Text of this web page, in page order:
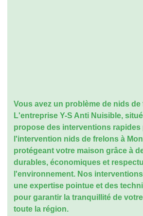
Vous avez un problème de nids de
L'entreprise Y-S Anti Nuisible,
propose des interventions rapides
l'intervention nids de frelons à
protégeant votre maison grâce à
durables, économiques et
l'environnement. Nos
une expertise pointue et des
pour garantir la tranquillité de
toute la région.